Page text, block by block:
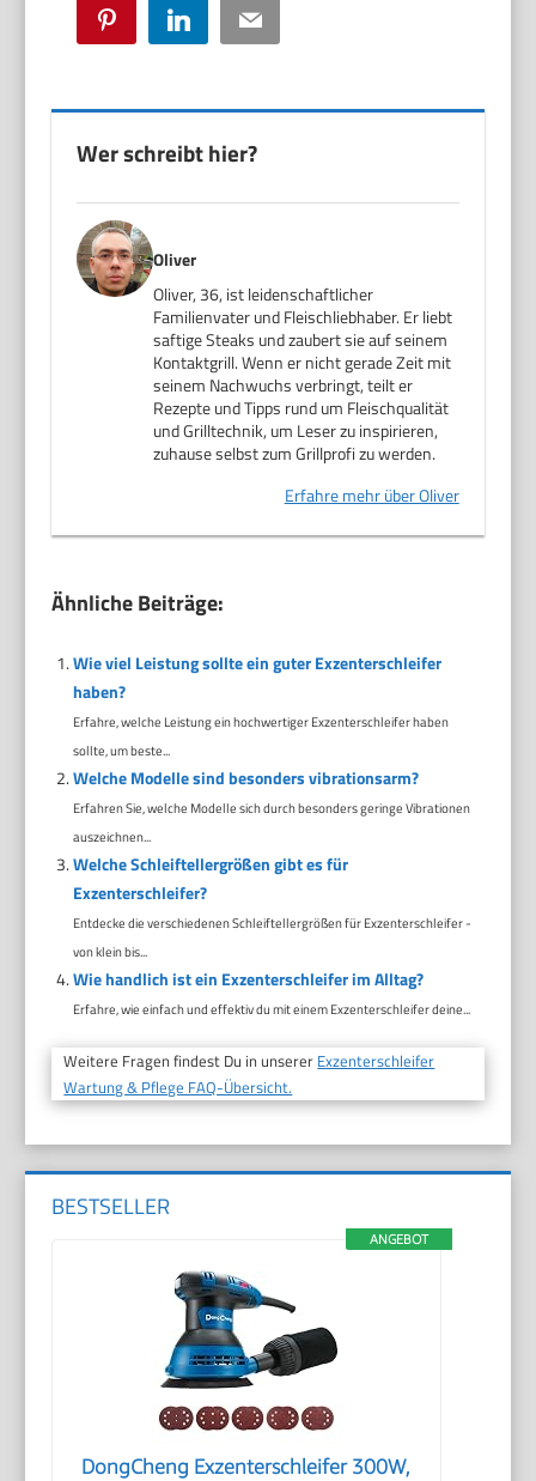
Pinterest LinkedIn Email
Wer schreibt hier?
Oliver
Oliver, 36, ist leidenschaftlicher
Familienvater und Fleischliebhaber. Er liebt
saftige Steaks und zaubert sie auf seinem
Kontaktgrill. Wenn er nicht gerade Zeit mit
seinem Nachwuchs verbringt, teilt er
Rezepte und Tipps rund um Fleischqualität
und Grilltechnik, um Leser zu inspirieren,
zuhause selbst zum Grillprofi zu werden.
Erfahre mehr über Oliver
Ähnliche Beiträge:
Wie viel Leistung sollte ein guter Exzenterschleifer
haben?
Erfahre, welche Leistung ein hochwertiger Exzenterschleifer haben
sollte, um beste...
Welche Modelle sind besonders vibrationsarm?
Erfahren Sie, welche Modelle sich durch besonders geringe Vibrationen
auszeichnen...
Welche Schleiftellergrößen gibt es für
Exzenterschleifer?
Entdecke die verschiedenen Schleiftellergrößen für Exzenterschleifer -
von klein bis...
Wie handlich ist ein Exzenterschleifer im Alltag?
Erfahre, wie einfach und effektiv du mit einem Exzenterschleifer deine...
Weitere Fragen findest Du in unserer Exzenterschleifer
Wartung & Pflege FAQ-Übersicht.
BESTSELLER
ANGEBOT
DongCheng Exzenterschleifer 300W,